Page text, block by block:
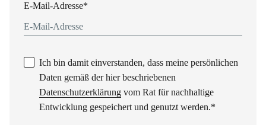
E-Mail-Adresse*
Ich bin damit einverstanden, dass meine persönlichen
Daten gemäß der hier beschriebenen
Datenschutzerklärung vom Rat für nachhaltige
Entwicklung gespeichert und genutzt werden.*